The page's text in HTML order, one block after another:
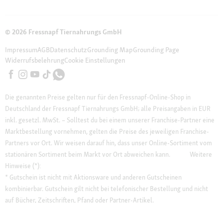
© 2026 Fressnapf Tiernahrungs GmbH
ImpressumAGBDatenschutzGrounding MapGrounding Page
WiderrufsbelehrungCookie Einstellungen
Die genannten Preise gelten nur für den Fressnapf-Online-Shop in
Deutschland der Fressnapf Tiernahrungs GmbH; alle Preisangaben in EUR
inkl. gesetzl. MwSt. – Solltest du bei einem unserer Franchise-Partner eine
Marktbestellung vornehmen, gelten die Preise des jeweiligen Franchise-
Partners vor Ort. Wir weisen darauf hin, dass unser Online-Sortiment vom
stationären Sortiment beim Markt vor Ort abweichen kann.
Weitere
Hinweise (*):
* Gutschein ist nicht mit Aktionsware und anderen Gutscheinen
kombinierbar. Gutschein gilt nicht bei telefonischer Bestellung und nicht
auf Bücher, Zeitschriften, Pfand oder Partner-Artikel.